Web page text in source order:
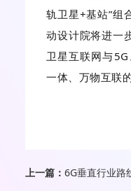
轨卫星+基站”组
动设计院将进一
卫星互联网与
一体、万物互联
上一篇： 6G垂直行业路